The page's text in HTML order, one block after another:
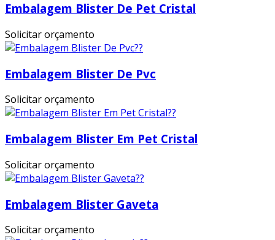
Embalagem Blister De Pet Cristal
Solicitar orçamento
Embalagem Blister De Pvc
Solicitar orçamento
Embalagem Blister Em Pet Cristal
Solicitar orçamento
Embalagem Blister Gaveta
Solicitar orçamento